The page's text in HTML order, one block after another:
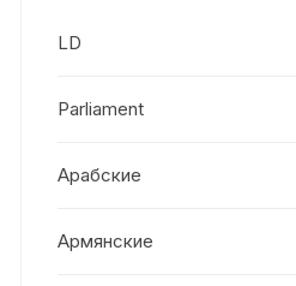
LD
Parliament
Арабские
Армянские